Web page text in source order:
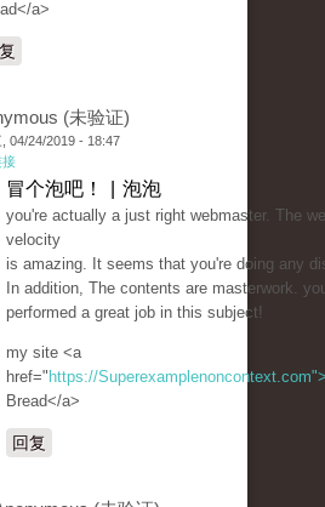
a>
(未验证)
04/24/2019 - 18:47
接
冒个泡吧！ | 泡泡
you're actually a just right webmaster. The
velocity
is amazing. It seems that you're doing any
In addition, The contents are masterwork.
performed a great job in this subject!
my site <a
href=" https://
Bread</a>
回复